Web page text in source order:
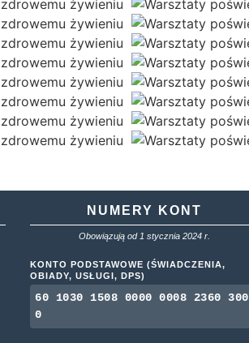
NUMERY KONT
Obowiązują od 1 stycznia 2024 r.
KONTO PODSTAWOWE (ŚWIADCZENIA,
OBIADY, USŁUGI, DPS)
60 1030 1508 0000 0008 2360 300
0